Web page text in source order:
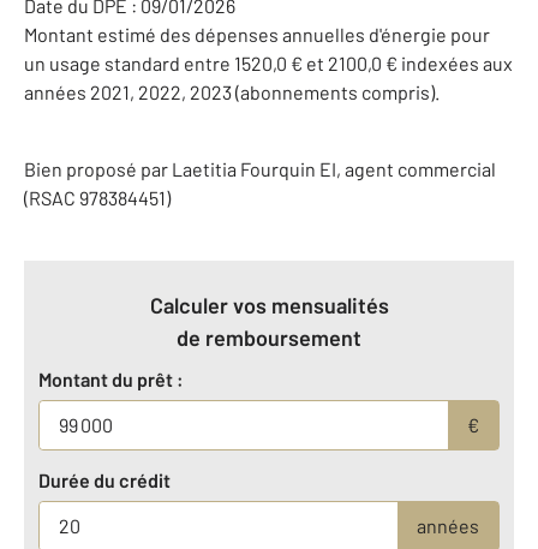
Date du DPE : 09/01/2026
Montant estimé des dépenses annuelles d'énergie pour
un usage standard entre 1520,0 € et 2100,0 € indexées aux
années 2021, 2022, 2023 (abonnements compris).
Bien proposé par Laetitia Fourquin EI, agent commercial
(RSAC 978384451)
Calculer vos mensualités
de remboursement
Montant du prêt :
€
Durée du crédit
années